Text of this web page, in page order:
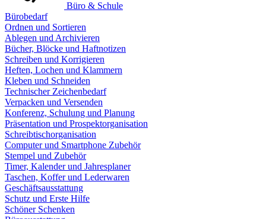
Büro & Schule
Bürobedarf
Ordnen und Sortieren
Ablegen und Archivieren
Bücher, Blöcke und Haftnotizen
Schreiben und Korrigieren
Heften, Lochen und Klammern
Kleben und Schneiden
Technischer Zeichenbedarf
Verpacken und Versenden
Konferenz, Schulung und Planung
Präsentation und Prospektorganisation
Schreibtischorganisation
Computer und Smartphone Zubehör
Stempel und Zubehör
Timer, Kalender und Jahresplaner
Taschen, Koffer und Lederwaren
Geschäftsausstattung
Schutz und Erste Hilfe
Schöner Schenken